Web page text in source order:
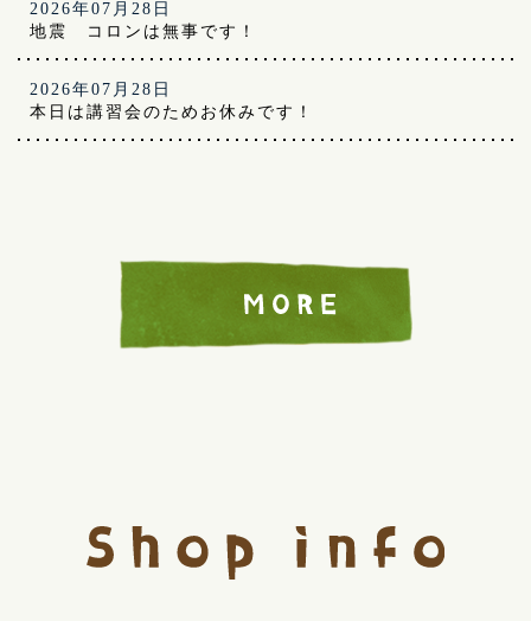
2026年07月28日
地震 コロンは無事です！
2026年07月28日
本日は講習会のためお休みです！